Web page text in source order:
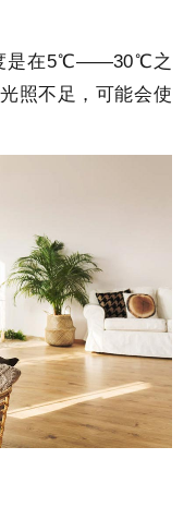
是在5℃——30℃之
照不足，可能会使